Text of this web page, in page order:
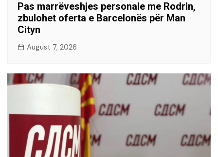
Pas marrëveshjes personale me Rodrin,
zbulohet oferta e Barcelonës për Man
Cityn
August 7, 2026